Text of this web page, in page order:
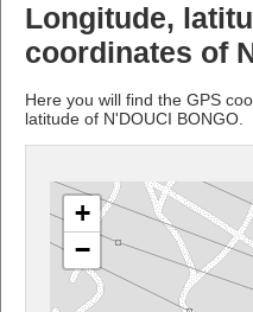
Longitude,
coordinates of
Here you will find the GPS
latitude of N'DOUCI BONGO.
+
−